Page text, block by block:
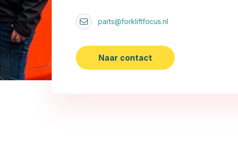
parts@forkliftfocus.nl
Naar contact